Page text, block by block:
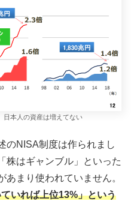
日本人の資産は増えてない
のNISA制度は作られまし
株はギャンブル」といった
まり使われていません。
いれば上位13%」という